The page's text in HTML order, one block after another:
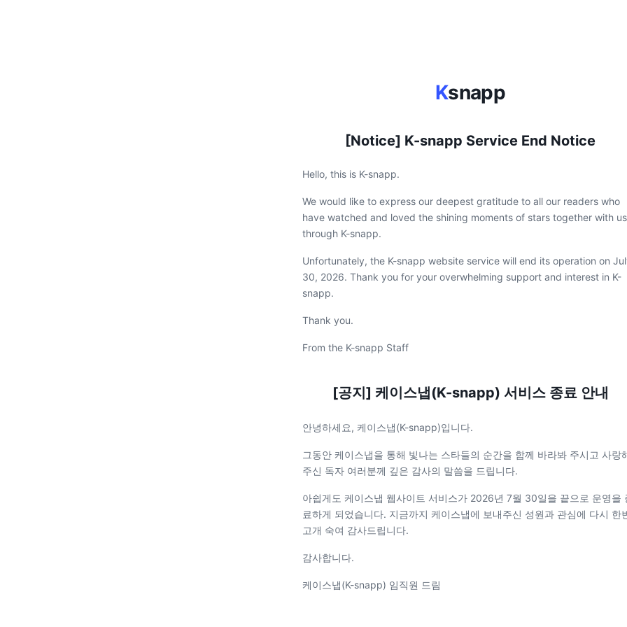
Ksnapp
[Notice] K-snapp Service End Notice
Hello, this is K-snapp.
We would like to express our deepest gratitude to all our readers who
have watched and loved the shining moments of stars together with us
through K-snapp.
Unfortunately, the K-snapp website service will end its operation on
30, 2026. Thank you for your overwhelming support and interest in K-
snapp.
Thank you.
From the K-snapp Staff
[공지] 케이스냅(K-snapp) 서비스 종료 안내
안녕하세요, 케이스냅(K-snapp)입니다.
그동안 케이스냅을 통해 빛나는 스타들의 순간을 함께 바라봐 주시고 사랑
주신 독자 여러분께 깊은 감사의 말씀을 드립니다.
아쉽게도 케이스냅 웹사이트 서비스가 2026년 7월 30일을 끝으로 운영을
료하게 되었습니다. 지금까지 케이스냅에 보내주신 성원과 관심에 다시 한
고개 숙여 감사드립니다.
감사합니다.
케이스냅(K-snapp) 임직원 드림